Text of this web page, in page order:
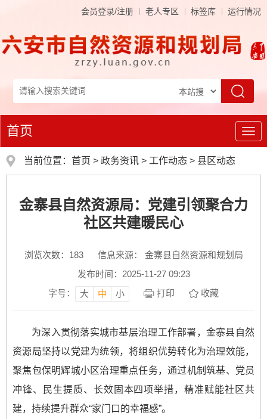
会员登录/注册 老人专区 标签库 运行情况
导
首页
当前位置： 首页 > 政务资讯 > 工作动态 > 县区动态
金寨县自然资源局：党建引领聚合力
社区共建暖民心
浏览次数： 183
信息来源： 金寨县自然资源和规划局
发布时间：2025-11-27 09:23
字号：
大 中 小 打印 收藏
为深入贯彻落实城市基层治理工作部署，金寨县自然
资源局坚持以党建为统领，将组织优势转化为治理效能，
聚焦包保明辉城小区治理重点任务，通过机制筑基、党员
冲锋、民生提质、长效固本四项举措，精准赋能社区共
建，持续提升群众“家门口的幸福感”。​